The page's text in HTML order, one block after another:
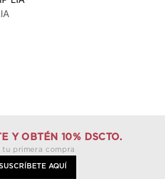
Y OBTÉN 10% DSCTO.
tu primera compra
AQUÍ